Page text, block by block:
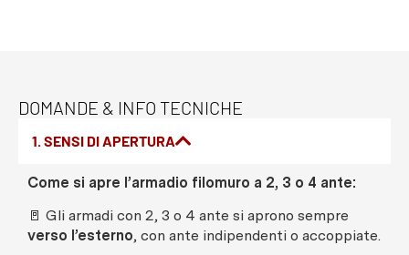
DOMANDE & INFO TECNICHE
1. SENSI DI APERTURA
Come si apre l’armadio filomuro a 2, 3 o 4 ante:
🚪 Gli armadi con 2, 3 o 4 ante si aprono sempre
verso l’esterno, con ante indipendenti o accoppiate.